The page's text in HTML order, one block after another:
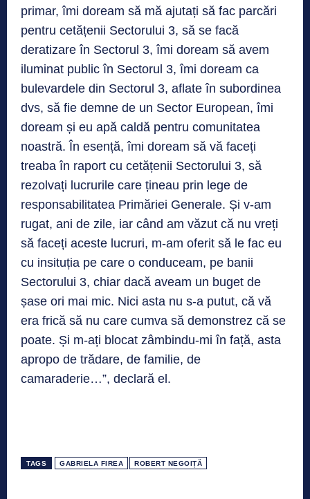
primar, îmi doream să mă ajutați să fac parcări
pentru cetățenii Sectorului 3, să se facă
deratizare în Sectorul 3, îmi doream să avem
iluminat public în Sectorul 3, îmi doream ca
bulevardele din Sectorul 3, aflate în subordinea
dvs, să fie demne de un Sector European, îmi
doream și eu apă caldă pentru comunitatea
noastră. În esență, îmi doream să vă faceți
treaba în raport cu cetățenii Sectorului 3, să
rezolvați lucrurile care țineau prin lege de
responsabilitatea Primăriei Generale. Și v-am
rugat, ani de zile, iar când am văzut că nu vreți
să faceți aceste lucruri, m-am oferit să le fac eu
cu insituția pe care o conduceam, pe banii
Sectorului 3, chiar dacă aveam un buget de
șase ori mai mic. Nici asta nu s-a putut, că vă
era frică să nu care cumva să demonstrez că se
poate. Și m-ați blocat zâmbindu-mi în față, asta
apropo de trădare, de familie, de
camaraderie…”, declară el.
TAGS GABRIELA FIREA ROBERT NEGOIȚĂ